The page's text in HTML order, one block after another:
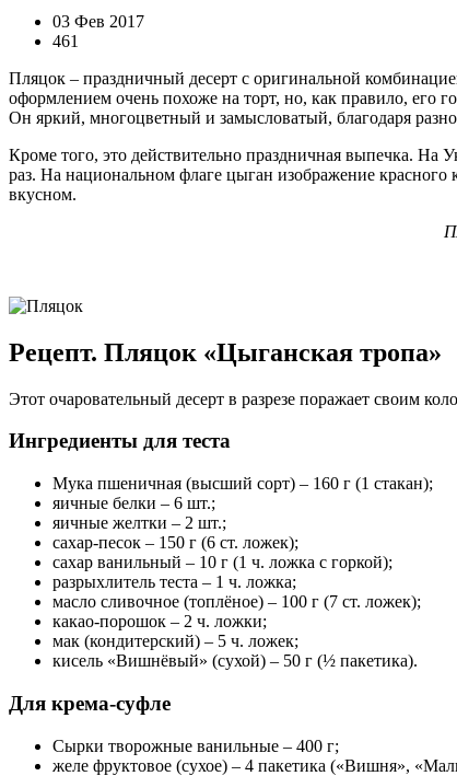
03 Фев 2017
461
Пляцок ‒ праздничный десерт с оригинальной
оформлением очень похоже на торт, но, как правило, его
Он яркий, многоцветный и замысловатый, благодаря
Кроме того, это действительно праздничная выпечка. На
раз. На национальном флаге цыган изображение
вкусном.
Рецепт. Пляцок «Цыганская тропа»
Этот очаровательный десерт в разрезе поражает своим
Ингредиенты для теста
Мука пшеничная (высший сорт) ‒ 160 г (1 стакан);
яичные белки ‒ 6 шт.;
яичные желтки ‒ 2 шт.;
сахар-песок ‒ 150 г (6 ст. ложек);
сахар ванильный ‒ 10 г (1 ч. ложка с горкой);
разрыхлитель теста ‒ 1 ч. ложка;
масло сливочное (топлёное) ‒ 100 г (7 ст. ложек);
какао-порошок ‒ 2 ч. ложки;
мак (кондитерский) ‒ 5 ч. ложек;
кисель «Вишнёвый» (сухой) ‒ 50 г (½ пакетика).
Для крема-суфле
Сырки творожные ванильные ‒ 400 г;
желе фруктовое (сухое) ‒ 4 пакетика («Вишня»,